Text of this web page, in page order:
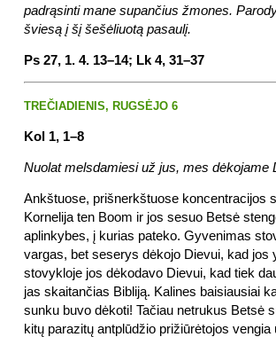
padrąsinti mane supančius žmones.
šviesą į šį šešėliuotą pasaulį.
Ps 27, 1. 4. 13–14; Lk 4, 31–37
TREČIADIENIS, RUGSĖJO 6
Kol 1, 1–8
Nuolat melsdamiesi už jus, mes dėkojame
Ankštuose, prišnerkštuose koncentracijos
Kornelija ten Boom ir jos sesuo Betsė
aplinkybes, į kurias pateko. Gyvenimas
vargas, bet seserys dėkojo Dievui, kad jos
stovykloje jos dėkodavo Dievui, kad tiek
jas skaitančias Bibliją. Kalines baisiausiai
sunku buvo dėkoti! Tačiau netrukus Betsė
kitų parazitų antplūdžio prižiūrėtojos